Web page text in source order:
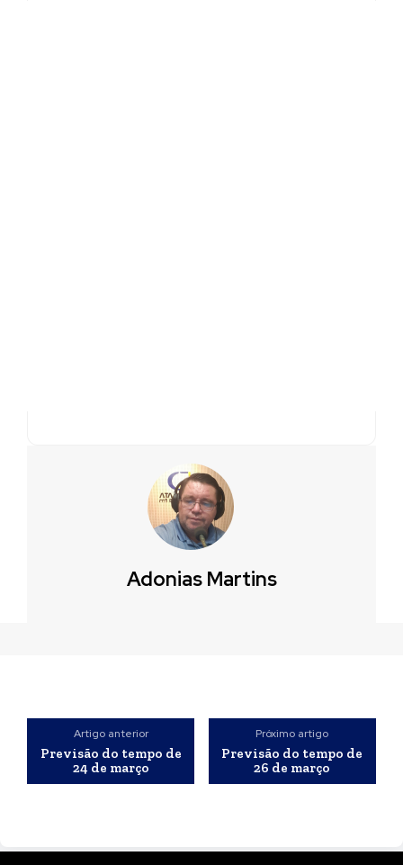
Adonias Martins
Artigo anterior
Previsão do tempo de
24 de março
Próximo artigo
Previsão do tempo de
26 de março